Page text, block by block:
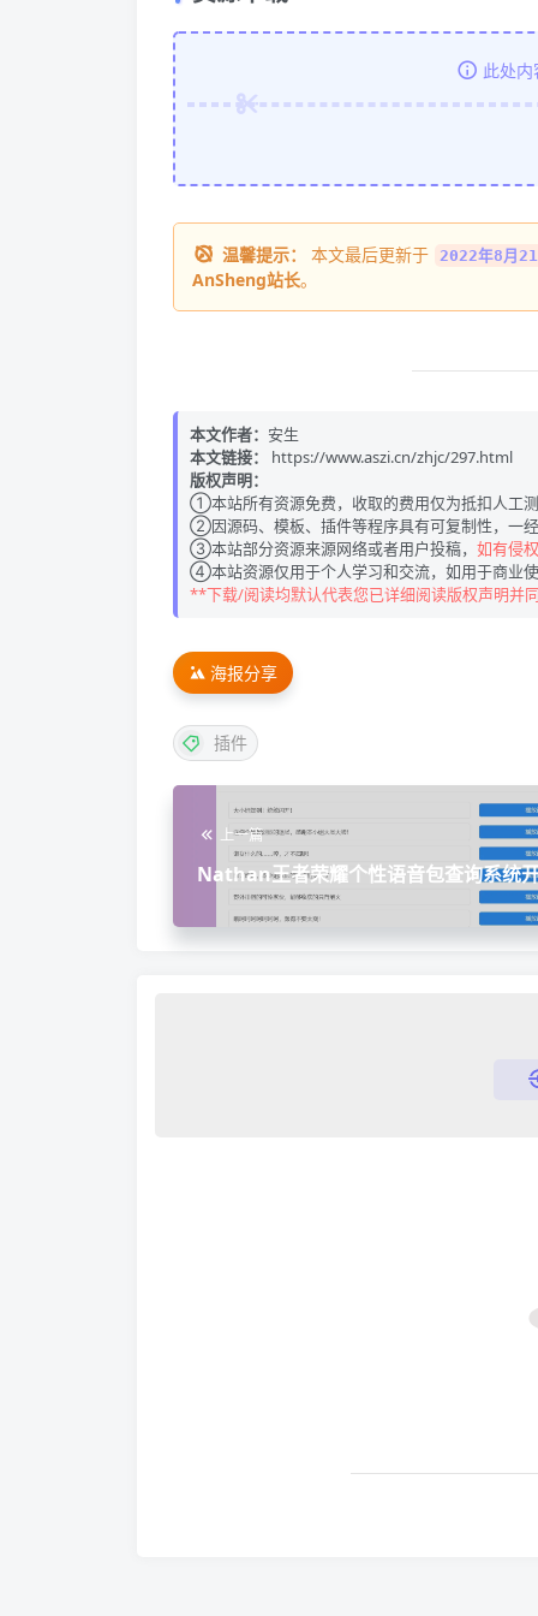
此处
温馨提示： 本文最后更新于 2022年8月
AnSheng站长。
本文作者： 安生
本文链接：
https://www.aszi.cn/zhjc/297.html
版权声明：
①本站所有资源免费，收取的费用仅为抵扣人工
②因源码、模板、插件等程序具有可复制性，一
③本站部分资源来源网络或者用户投稿， 如有侵
④本站资源仅用于个人学习和交流，如用于商业
**下载/阅读均默认代表您已详细阅读版权声明并
海报分享
插件
上一篇
Nathan王者荣耀个性语音包查询系统